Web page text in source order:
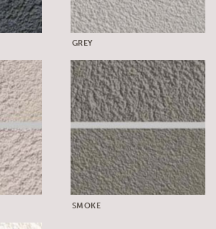
GREY
SMOKE